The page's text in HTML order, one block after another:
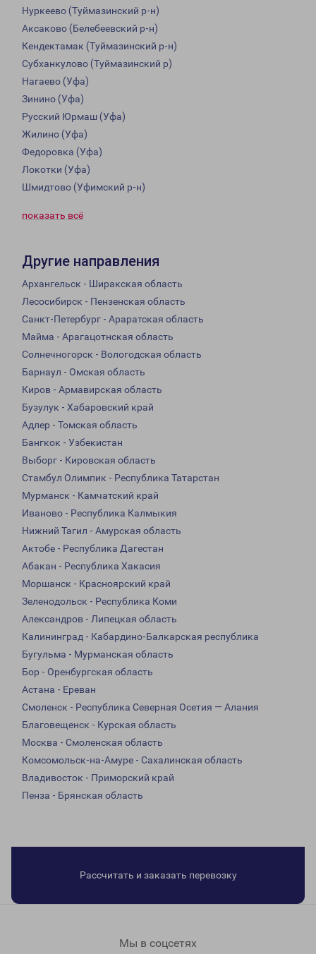
Нуркеево (Туймазинский р-н)
Аксаково (Белебеевский р-н)
Кендектамак (Туймазинский р-н)
Субханкулово (Туймазинский р)
Нагаево (Уфа)
Зинино (Уфа)
Русский Юрмаш (Уфа)
Жилино (Уфа)
Федоровка (Уфа)
Локотки (Уфа)
Шмидтово (Уфимский р-н)
показать всё
Другие направления
Архангельск - Ширакская область
Лесосибирск - Пензенская область
Санкт-Петербург - Араратская область
Майма - Арагацотнская область
Солнечногорск - Вологодская область
Барнаул - Омская область
Киров - Армавирская область
Бузулук - Хабаровский край
Адлер - Томская область
Бангкок - Узбекистан
Выборг - Кировская область
Стамбул Олимпик - Республика Татарстан
Мурманск - Камчатский край
Иваново - Республика Калмыкия
Нижний Тагил - Амурская область
Актобе - Республика Дагестан
Абакан - Республика Хакасия
Моршанск - Красноярский край
Зеленодольск - Республика Коми
Александров - Липецкая область
Калининград - Кабардино-Балкарская республика
Бугульма - Мурманская область
Бор - Оренбургская область
Астана - Ереван
Смоленск - Республика Северная Осетия — Алания
Благовещенск - Курская область
Москва - Смоленская область
Комсомольск-на-Амуре - Сахалинская область
Владивосток - Приморский край
Пенза - Брянская область
Рассчитать и заказать перевозку
Мы в соцсетях